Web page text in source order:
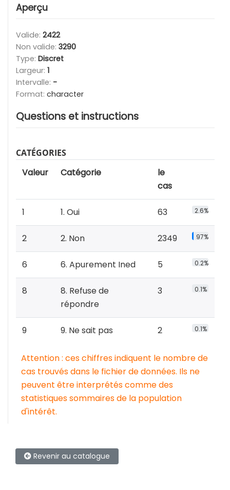
Aperçu
Valide: 2422
Non valide: 3290
Type: Discret
Largeur: 1
Intervalle: -
Format: character
Questions et instructions
CATÉGORIES
Valeur Catégorie
le
cas
1 1. Oui 63 2.6%
2 2. Non 2349 97%
6 6. Apurement Ined 5 0.2%
8
8. Refuse de
répondre
3 0.1%
9 9. Ne sait pas 2 0.1%
Attention : ces chiffres indiquent le nombre de
cas trouvés dans le fichier de données. Ils ne
peuvent être interprétés comme des
statistiques sommaires de la population
d'intérêt.
Revenir au catalogue